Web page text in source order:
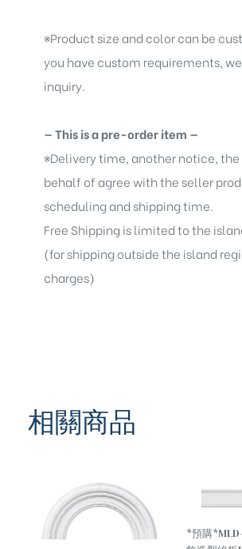
※Product size and color can be
you have custom requirements,
inquiry.
— This is a pre-order item —
※Delivery time, another notice, the
behalf of agree with the seller
scheduling and shipping time.
Free Shipping is limited to the
(for shipping outside the island
charges)
相關商品
*預購